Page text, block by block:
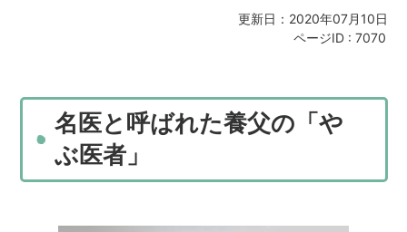
更新日：2020年07月10日
ページID : 7070
名医と呼ばれた養父の「や
ぶ医者」